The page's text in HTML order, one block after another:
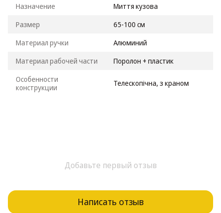
Назначение
Миття кузова
Размер
65-100 см
Материал ручки
Алюминий
Материал рабочей части
Поролон + пластик
Особенности
конструкции
Телескопічна, з краном
Добавьте первый отзыв
Написать отзыв